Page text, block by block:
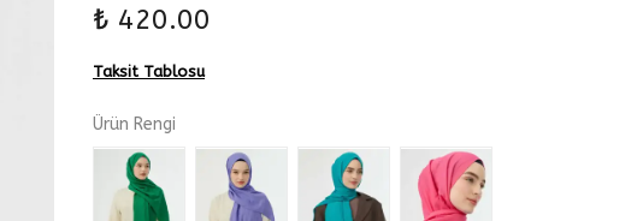
₺ 420.00
Taksit Tablosu
Ürün Rengi